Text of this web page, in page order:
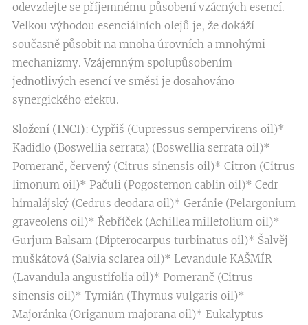
odevzdejte se příjemnému působení vzácných esencí.
Velkou výhodou esenciálních olejů je, že dokáží
současně působit na mnoha úrovních a mnohými
mechanizmy. Vzájemným spolupůsobením
jednotlivých esencí ve směsi je dosahováno
synergického efektu.
Složení (INCI): Cypřiš (Cupressus sempervirens oil)*
Kadidlo (Boswellia serrata) (Boswellia serrata oil)*
Pomeranč, červený (Citrus sinensis oil)* Citron (Citrus
limonum oil)* Pačuli (Pogostemon cablin oil)* Cedr
himalájský (Cedrus deodara oil)* Geránie (Pelargonium
graveolens oil)* Řebříček (Achillea millefolium oil)*
Gurjum Balsam (Dipterocarpus turbinatus oil)* Šalvěj
muškátová (Salvia sclarea oil)* Levandule KAŠMÍR
(Lavandula angustifolia oil)* Pomeranč (Citrus
sinensis oil)* Tymián (Thymus vulgaris oil)*
Majoránka (Origanum majorana oil)* Eukalyptus